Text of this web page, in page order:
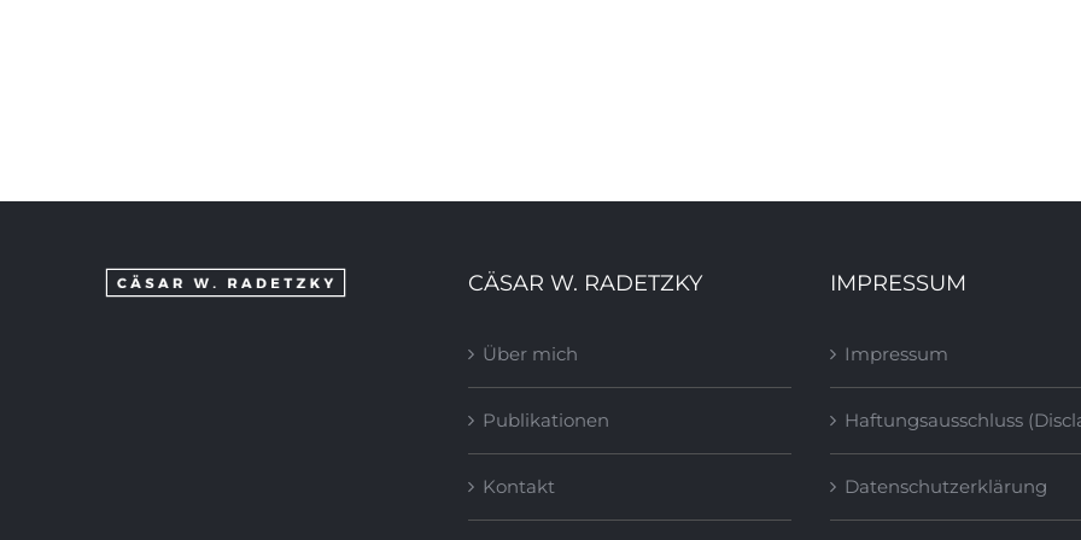
99
CÄSAR W. RADETZKY
Über mich
Publikationen
Kontakt
IMPRESSUM
Impressum
Haftungsausschluss
Datenschutzerklärung